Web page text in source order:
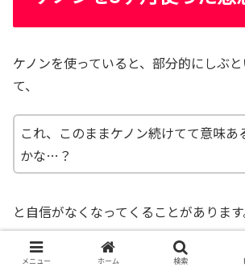
ケノンを使っていると、部分的にしぶ
て、
これ、このままケノン続けてて意味あ
かな…？
と自信がなくなってくることがあります
メニュー ホーム 検索